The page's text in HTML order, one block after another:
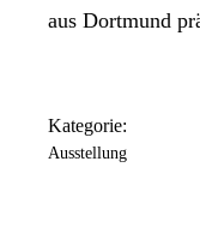
aus Dortmund
Kategorie:
Ausstellung